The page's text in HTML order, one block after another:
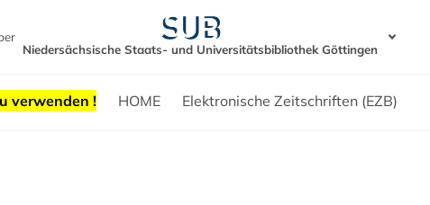
Niedersächsische Staats- und Universitätsbibliothek Göttingen
verwenden ! HOME Elektronische Zeitschriften (EZB)